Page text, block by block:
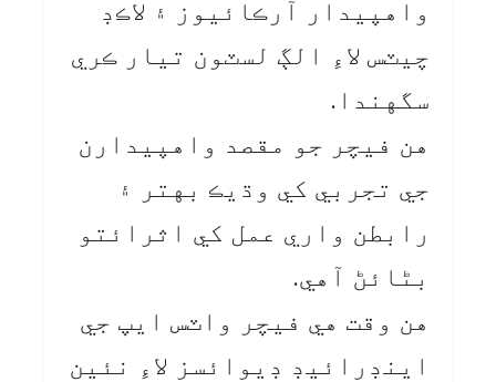
واهپيدار آرڪائيوز ۽ لاڪڊ
چيٽس لاءِ الڳ لسٽون تيار ڪري
سگهندا.
هن فيچر جو مقصد واهپيدارن
جي تجربي کي وڌيڪ بهتر ۽
رابطن واري عمل کي اثرائتو
بڻائڻ آهي.
هن وقت هي فيچر واٽس ايپ جي
اينڊرائيڊ ڊيوائسز لاءِ نئين